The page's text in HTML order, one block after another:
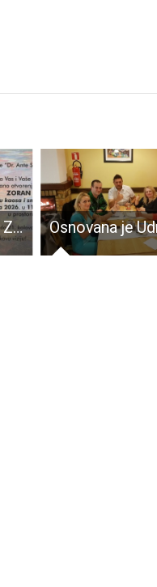
Otvorenje izložbe Zorana Trtice u Gospiću